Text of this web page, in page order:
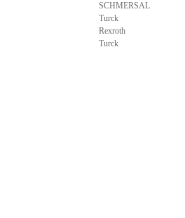
SCHMERSAL
Turck
Rexroth
Turck